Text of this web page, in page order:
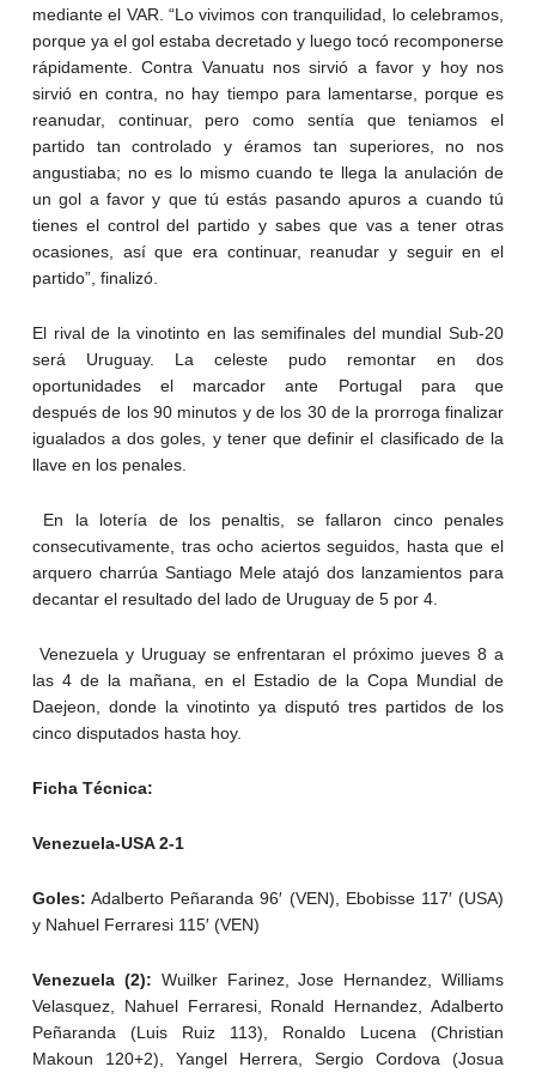
mediante el VAR. “Lo vivimos con tranquilidad, lo celebramos,
porque ya el gol estaba decretado y luego tocó recomponerse
rápidamente. Contra Vanuatu nos sirvió a favor y hoy nos
sirvió en contra, no hay tiempo para lamentarse, porque es
reanudar, continuar, pero como sentía que teniamos el
partido tan controlado y éramos tan superiores, no nos
angustiaba; no es lo mismo cuando te llega la anulación de
un gol a favor y que tú estás pasando apuros a cuando tú
tienes el control del partido y sabes que vas a tener otras
ocasiones, así que era continuar, reanudar y seguir en el
partido”, finalizó.
El rival de la vinotinto en las semifinales del mundial Sub-20
será Uruguay. La celeste pudo remontar en dos
oportunidades el marcador ante Portugal para que
después de los 90 minutos y de los 30 de la prorroga finalizar
igualados a dos goles, y tener que definir el clasificado de la
llave en los penales.
En la lotería de los penaltis, se fallaron cinco penales
consecutivamente, tras ocho aciertos seguidos, hasta que el
arquero charrúa Santiago Mele atajó dos lanzamientos para
decantar el resultado del lado de Uruguay de 5 por 4.
Venezuela y Uruguay se enfrentaran el próximo jueves 8 a
las 4 de la mañana, en el Estadio de la Copa Mundial de
Daejeon, donde la vinotinto ya disputó tres partidos de los
cinco disputados hasta hoy.
Ficha Técnica:
Venezuela-USA 2-1
Goles: Adalberto Peñaranda 96′ (VEN), Ebobisse 117′ (USA)
y Nahuel Ferraresi 115′ (VEN)
Venezuela (2): Wuilker Farinez, Jose Hernandez, Williams
Velasquez, Nahuel Ferraresi, Ronald Hernandez, Adalberto
Peñaranda (Luis Ruiz 113), Ronaldo Lucena (Christian
Makoun 120+2), Yangel Herrera, Sergio Cordova (Josua